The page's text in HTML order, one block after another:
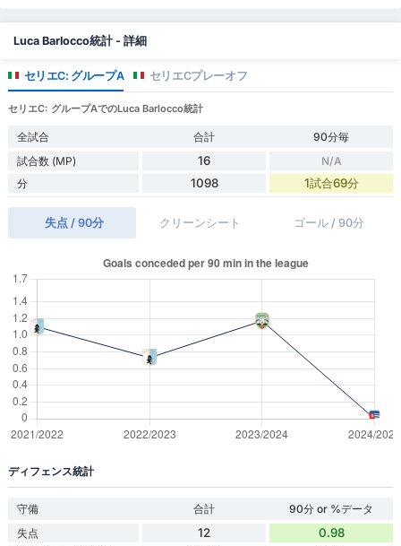
Luca Barlocco統計 - 詳細
セリエC: グループA セリエCプレーオフ
セリエC: グループAでのLuca Barlocco統計
全試合 合計
90分毎
試合数 (MP)
16
N/A
分
1098 1試合69分
失点 / 90分 クリーンシート ゴール / 90分
ディフェンス統計
守備 合計
90分 or %データ
失点
12 0.98